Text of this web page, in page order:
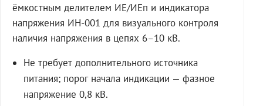
ёмкостным делителем ИЕ/ИЕп и индикатора
напряжения ИН-001 для визуального контроля
наличия напряжения в цепях 6–10 кВ.
Не требует дополнительного источника
питания; порог начала индикации — фазное
напряжение 0,8 кВ.